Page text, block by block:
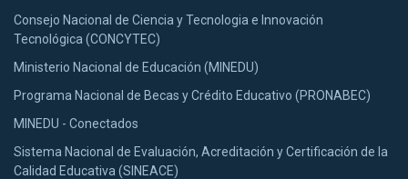
Consejo Nacional de Ciencia y Tecnologia e Innovación
Tecnológica (CONCYTEC)
Ministerio Nacional de Educación (MINEDU)
Programa Nacional de Becas y Crédito Educativo (PRONABEC)
MINEDU - Conectados
Sistema Nacional de Evaluación, Acreditación y Certificación de la
Calidad Educativa (SINEACE)